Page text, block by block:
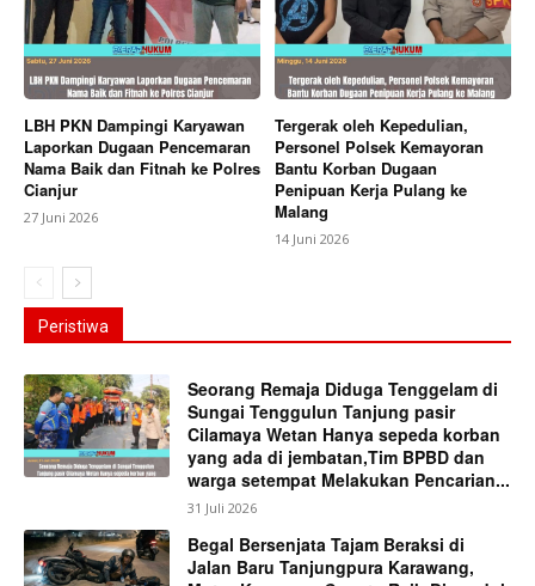
LBH PKN Dampingi Karyawan
Laporkan Dugaan Pencemaran
Nama Baik dan Fitnah ke Polres
Cianjur
27 Juni 2026
Tergerak oleh Kepedulian,
Personel Polsek Kemayoran
Bantu Korban Dugaan
Penipuan Kerja Pulang ke
Malang
14 Juni 2026
Peristiwa
Seorang Remaja Diduga Tenggelam di
Sungai Tenggulun Tanjung pasir
Cilamaya Wetan Hanya sepeda korban
yang ada di jembatan,Tim BPBD dan
warga setempat Melakukan Pencarian...
31 Juli 2026
Begal Bersenjata Tajam Beraksi di
Jalan Baru Tanjungpura Karawang,